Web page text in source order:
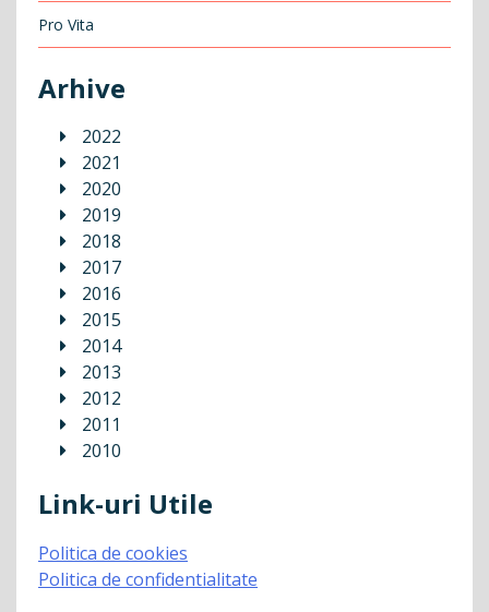
Pro Vita
Arhive
2022
2021
2020
2019
2018
2017
2016
2015
2014
2013
2012
2011
2010
Link-uri Utile
Politica de cookies
Politica de confidentialitate